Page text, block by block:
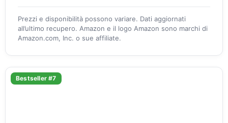
Prezzi e disponibilità possono variare. Dati aggiornati
all’ultimo recupero. Amazon e il logo Amazon sono marchi di
Amazon.com, Inc. o sue affiliate.
Bestseller #7